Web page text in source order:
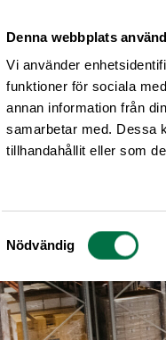
Denna webbplats
Vi använder
funktioner för sociala
annan information från
samarbetar med. Dessa
tillhandahållit eller som
Samtyckesval
Nödvändig
startsidan